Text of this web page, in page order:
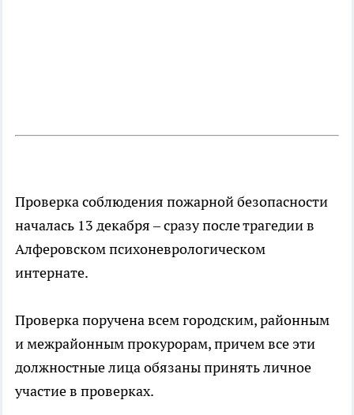
Проверка соблюдения пожарной безопасности
началась 13 декабря – сразу после трагедии в
Алферовском психоневрологическом
интернате.
Проверка поручена всем городским, районным
и межрайонным прокурорам, причем все эти
должностные лица обязаны принять личное
участие в проверках.